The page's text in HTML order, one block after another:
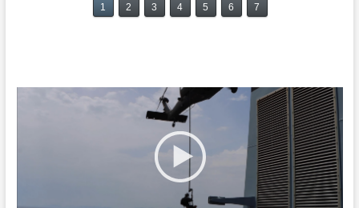
1 2 3 4 5 6 7